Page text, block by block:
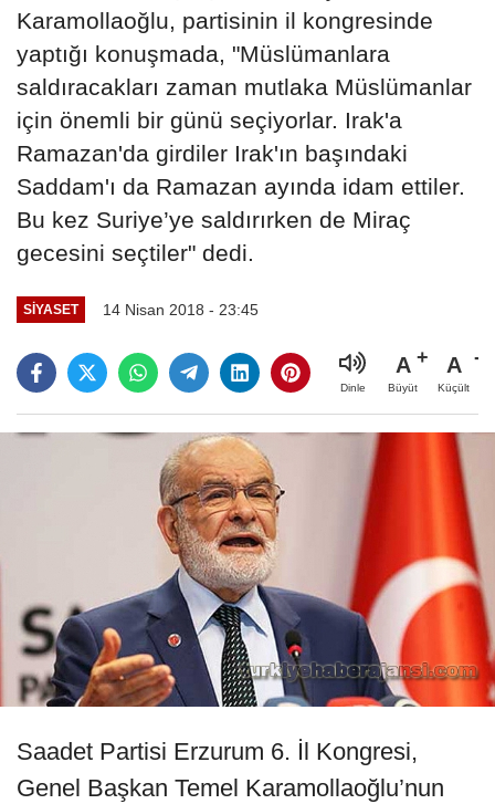
Karamollaoğlu, partisinin il kongresinde
yaptığı konuşmada, "Müslümanlara
saldıracakları zaman mutlaka Müslümanlar
için önemli bir günü seçiyorlar. Irak'a
Ramazan'da girdiler Irak'ın başındaki
Saddam'ı da Ramazan ayında idam ettiler.
Bu kez Suriye’ye saldırırken de Miraç
gecesini seçtiler" dedi.
SIYASET 14 Nisan 2018 - 23:45
Dinle
A
Büyüt
A
Küçült
Saadet Partisi Erzurum 6. İl Kongresi,
Genel Başkan Temel Karamollaoğlu’nun